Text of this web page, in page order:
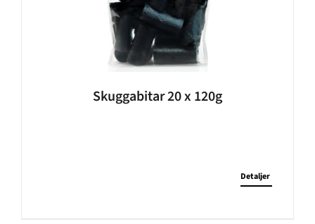
Skuggabitar 20 x 120g
Detaljer